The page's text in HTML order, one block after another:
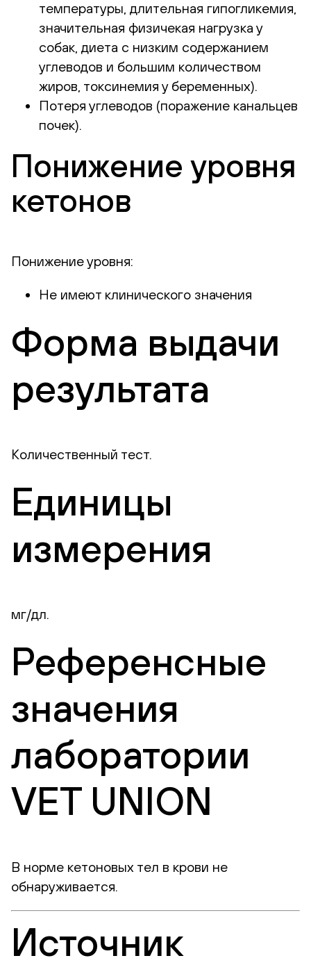
температуры, длительная гипогликемия,
значительная физичекая нагрузка у
собак, диета с низким содержанием
углеводов и большим количеством
жиров, токсинемия у беременных).
Потеря углеводов (поражение канальцев
почек).
Понижение уровня
кетонов
Понижение уровня:
Не имеют клинического значения
Форма выдачи
результата
Количественный тест.
Единицы
измерения
мг/дл.
Референсные
значения
лаборатории
VET UNION
В норме кетоновых тел в крови не
обнаруживается.
Источник